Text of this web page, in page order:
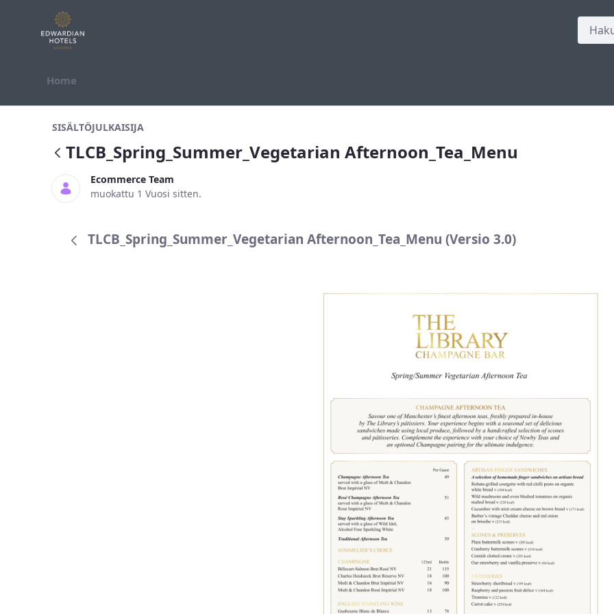
Hyppää sisältöön
Home
SISÄLTÖJULKAISIJA
TLCB_Spring_Summer_Vegetarian Afternoon_Tea_Menu
Ecommerce Team
muokattu 1 Vuosi sitten.
TLCB_Spring_Summer_Vegetarian Afternoon_Tea_Menu (Versio 3.0)